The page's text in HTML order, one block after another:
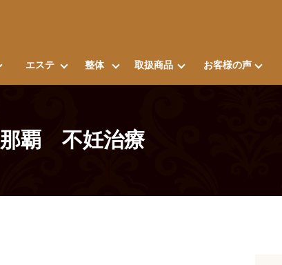
エステ 整体 取扱商品 お客様の声
那覇 不妊治療